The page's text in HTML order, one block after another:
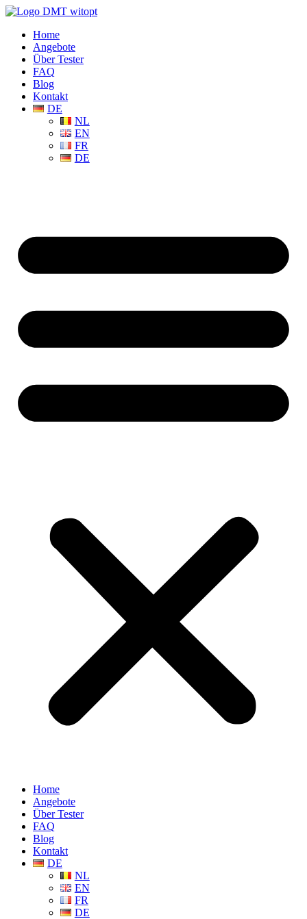
Home
Angebote
Über Tester
FAQ
Blog
Kontakt
DE
NL
EN
FR
DE
Home
Angebote
Über Tester
FAQ
Blog
Kontakt
DE
NL
EN
FR
DE